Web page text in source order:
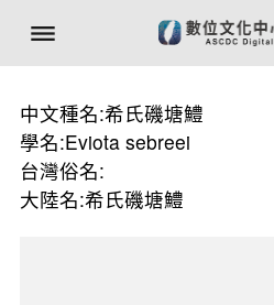
中文種名:希氏磯塘鱧
學名:Eviota sebreei
台灣俗名:
大陸名:希氏磯塘鱧